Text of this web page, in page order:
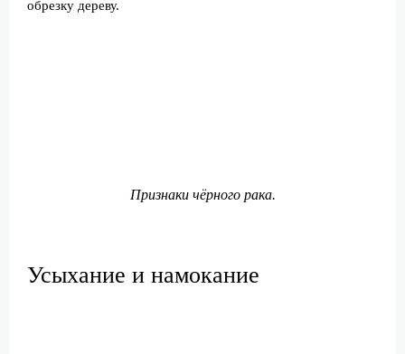
обрезку дереву.
Признаки чёрного рака.
Усыхание и намокание